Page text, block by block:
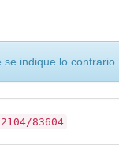
indique lo contrario.
83604